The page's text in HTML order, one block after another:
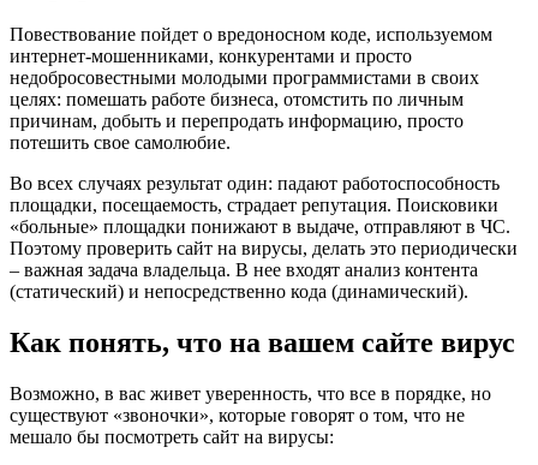
Повествование пойдет о вредоносном коде, используемом
интернет-мошенниками, конкурентами и просто
недобросовестными молодыми программистами в своих
целях: помешать работе бизнеса, отомстить по личным
причинам, добыть и перепродать информацию, просто
потешить свое самолюбие.
Во всех случаях результат один: падают работоспособность
площадки, посещаемость, страдает репутация. Поисковики
«больные» площадки понижают в выдаче, отправляют в ЧС.
Поэтому проверить сайт на вирусы, делать это периодически
– важная задача владельца. В нее входят анализ контента
(статический) и непосредственно кода (динамический).
Как понять, что на вашем сайте вирус
Возможно, в вас живет уверенность, что все в порядке, но
существуют «звоночки», которые говорят о том, что не
мешало бы посмотреть сайт на вирусы: